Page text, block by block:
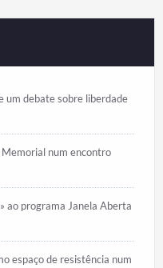
um debate sobre liberdade
num encontro
ao programa Janela Aberta
espaço de resistência num